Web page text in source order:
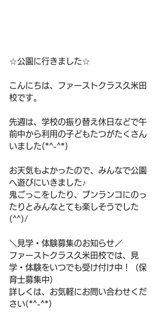
☆公園に行きました☆
こんにちは、ファーストクラス久米田
校です。
先週は、学校の振り替え休日などで午
前中から利用の子どもたつがたくさん
いました(*^-^*)
お天気もよかったので、みんなで公園
へ遊びにいきました♪
鬼ごっこをしたり、ブンランコにのっ
たりとみんなとても楽しそうでした
(^^)/
＼見学・体験募集のお知らせ／
ファーストクラス久米田校では、見
学・体験をいつでも受け付け中！（保
育士募集中）
詳しくは、お気軽にお問い合わせくだ
さい(*^-^*)